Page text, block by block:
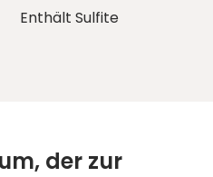
Enthält Sulfite
der zur